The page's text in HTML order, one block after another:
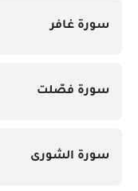
سورة غافر
سورة فصّلت
سورة الشورى